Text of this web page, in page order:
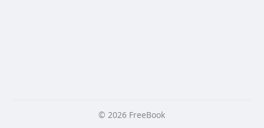
© 2026 FreeBook